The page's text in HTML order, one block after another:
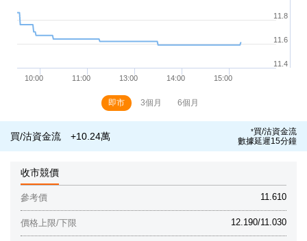
即市 3個月 6個月
買/沽資金流 +10.24萬 *買/沽資金流
數據延遲15分鐘
收市競價
11.610
參考價
12.190/11.030
價格上限/下限